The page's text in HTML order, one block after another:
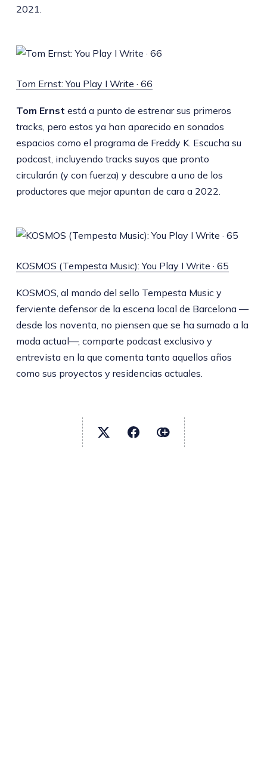
2021.
Tom Ernst: You Play I Write · 66
Tom Ernst está a punto de estrenar sus primeros
tracks, pero estos ya han aparecido en sonados
espacios como el programa de Freddy K. Escucha su
podcast, incluyendo tracks suyos que pronto
circularán (y con fuerza) y descubre a uno de los
productores que mejor apuntan de cara a 2022.
KOSMOS (Tempesta Music): You Play I Write · 65
KOSMOS, al mando del sello Tempesta Music y
ferviente defensor de la escena local de Barcelona —
desde los noventa, no piensen que se ha sumado a la
moda actual—, comparte podcast exclusivo y
entrevista en la que comenta tanto aquellos años
como sus proyectos y residencias actuales.